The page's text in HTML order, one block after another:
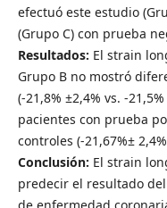
efectuó este estudio
(Grupo C) con prueba
Resultados: El strain
Grupo B no mostró
(-21,8% ±2,4% vs. -
pacientes con prueba
controles (-21,67%±
Conclusión: El strain
predecir el resultado